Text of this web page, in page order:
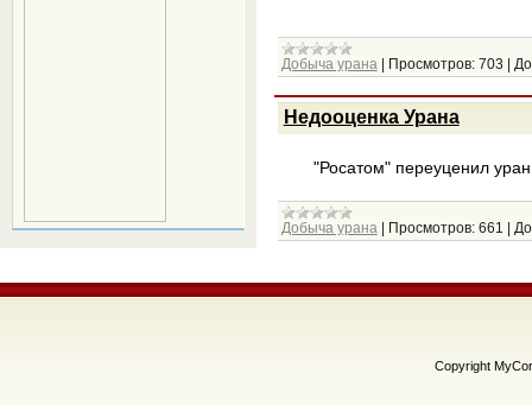
Добыча урана| Просмотров: 703
Недооценка Урана
"Росатом" переуценил уран
Добыча урана| Просмотров: 661
Copyright